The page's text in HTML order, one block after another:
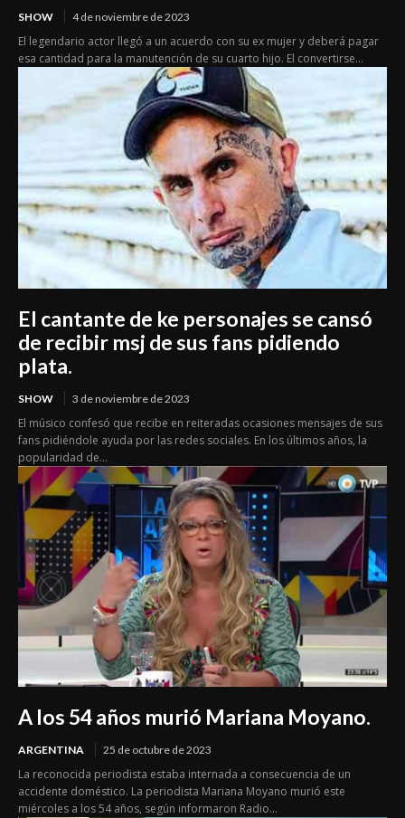
SHOW 4 de noviembre de 2023
El legendario actor llegó a un acuerdo con su ex mujer y deberá pagar
esa cantidad para la manutención de su cuarto hijo. El convertirse...
El cantante de ke personajes se cansó
de recibir msj de sus fans pidiendo
plata.
SHOW 3 de noviembre de 2023
El músico confesó que recibe en reiteradas ocasiones mensajes de sus
fans pidiéndole ayuda por las redes sociales. En los últimos años, la
popularidad de...
A los 54 años murió Mariana Moyano.
ARGENTINA 25 de octubre de 2023
La reconocida periodista estaba internada a consecuencia de un
accidente doméstico. La periodista Mariana Moyano murió este
miércoles a los 54 años, según informaron Radio...